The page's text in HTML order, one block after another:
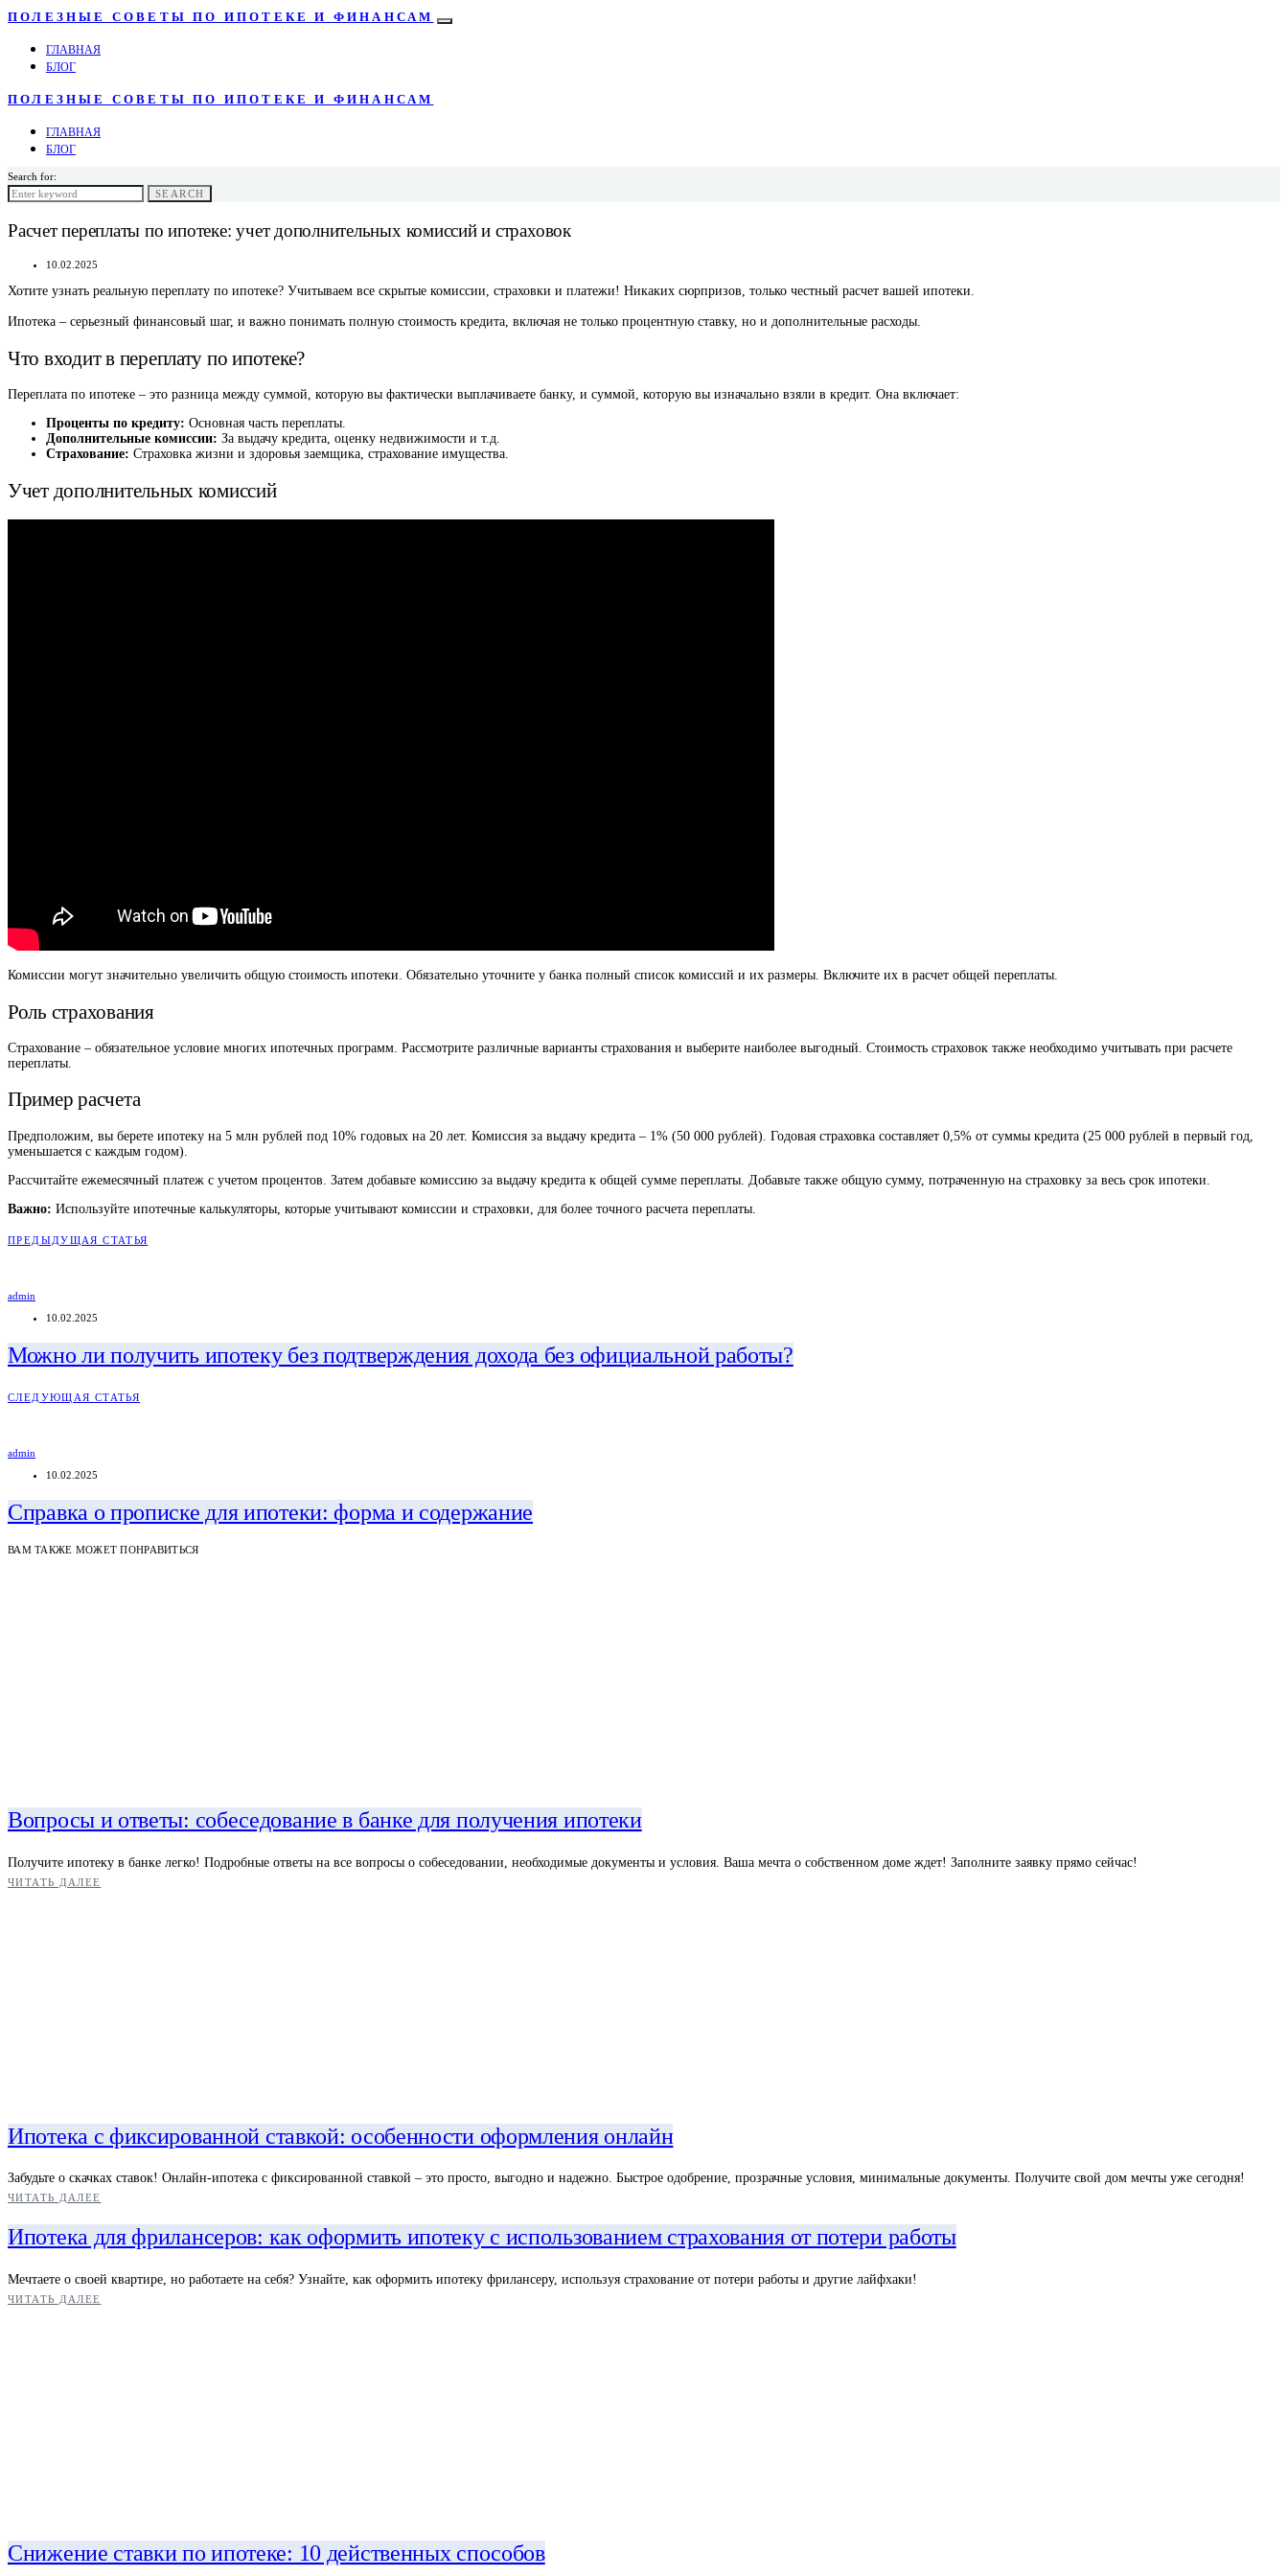
ПОЛЕЗНЫЕ СОВЕТЫ ПО ИПОТЕКЕ И ФИНАНСАМ
ГЛАВНАЯ
БЛОГ
ПОЛЕЗНЫЕ СОВЕТЫ ПО ИПОТЕКЕ И ФИНАНСАМ
ГЛАВНАЯ
БЛОГ
Search for:
SEARCH
Расчет переплаты по ипотеке: учет дополнительных комиссий и страховок
10.02.2025
Хотите узнать реальную переплату по ипотеке? Учитываем все скрытые комиссии, страховки и платежи! Никаких сюрпризов, только честный расчет вашей ипотеки.
Ипотека – серьезный финансовый шаг, и важно понимать полную стоимость кредита, включая не только процентную ставку, но и дополнительные расходы.
Что входит в переплату по ипотеке?
Переплата по ипотеке – это разница между суммой, которую вы фактически выплачиваете банку, и суммой, которую вы изначально взяли в кредит. Она включает:
Проценты по кредиту: Основная часть переплаты.
Дополнительные комиссии: За выдачу кредита, оценку недвижимости и т.д.
Страхование: Страховка жизни и здоровья заемщика, страхование имущества.
Учет дополнительных комиссий
Комиссии могут значительно увеличить общую стоимость ипотеки. Обязательно уточните у банка полный список комиссий и их размеры. Включите их в расчет общей переплаты.
Роль страхования
Страхование – обязательное условие многих ипотечных программ. Рассмотрите различные варианты страхования и выберите наиболее выгодный. Стоимость страховок также необходимо учитывать при расчете
переплаты.
Пример расчета
Предположим, вы берете ипотеку на 5 млн рублей под 10% годовых на 20 лет. Комиссия за выдачу кредита – 1% (50 000 рублей). Годовая страховка составляет 0,5% от суммы кредита (25 000 рублей в первый год,
уменьшается с каждым годом).
Рассчитайте ежемесячный платеж с учетом процентов. Затем добавьте комиссию за выдачу кредита к общей сумме переплаты. Добавьте также общую сумму, потраченную на страховку за весь срок ипотеки.
Важно: Используйте ипотечные калькуляторы, которые учитывают комиссии и страховки, для более точного расчета переплаты.
ПРЕДЫДУЩАЯ СТАТЬЯ
admin
10.02.2025
Можно ли получить ипотеку без подтверждения дохода без официальной работы?
СЛЕДУЮЩАЯ СТАТЬЯ
admin
10.02.2025
Справка о прописке для ипотеки: форма и содержание
ВАМ ТАКЖЕ МОЖЕТ ПОНРАВИТЬСЯ
Вопросы и ответы: собеседование в банке для получения ипотеки
Получите ипотеку в банке легко! Подробные ответы на все вопросы о собеседовании, необходимые документы и условия. Ваша мечта о собственном доме ждет! Заполните заявку прямо сейчас!
ЧИТАТЬ ДАЛЕЕ
Ипотека с фиксированной ставкой: особенности оформления онлайн
Забудьте о скачках ставок! Онлайн-ипотека с фиксированной ставкой – это просто, выгодно и надежно. Быстрое одобрение, прозрачные условия, минимальные документы. Получите свой дом мечты уже сегодня!
ЧИТАТЬ ДАЛЕЕ
Ипотека для фрилансеров: как оформить ипотеку с использованием страхования от потери работы
Мечтаете о своей квартире, но работаете на себя? Узнайте, как оформить ипотеку фрилансеру, используя страхование от потери работы и другие лайфхаки!
ЧИТАТЬ ДАЛЕЕ
Снижение ставки по ипотеке: 10 действенных способов